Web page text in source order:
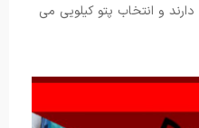
دارند و انتخاب پتو کیلویی می